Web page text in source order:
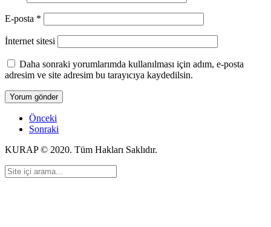
E-posta *
İnternet sitesi
Daha sonraki yorumlarımda kullanılması için adım, e-posta
adresim ve site adresim bu tarayıcıya kaydedilsin.
Önceki
Sonraki
KURAP © 2020. Tüm Hakları Saklıdır.